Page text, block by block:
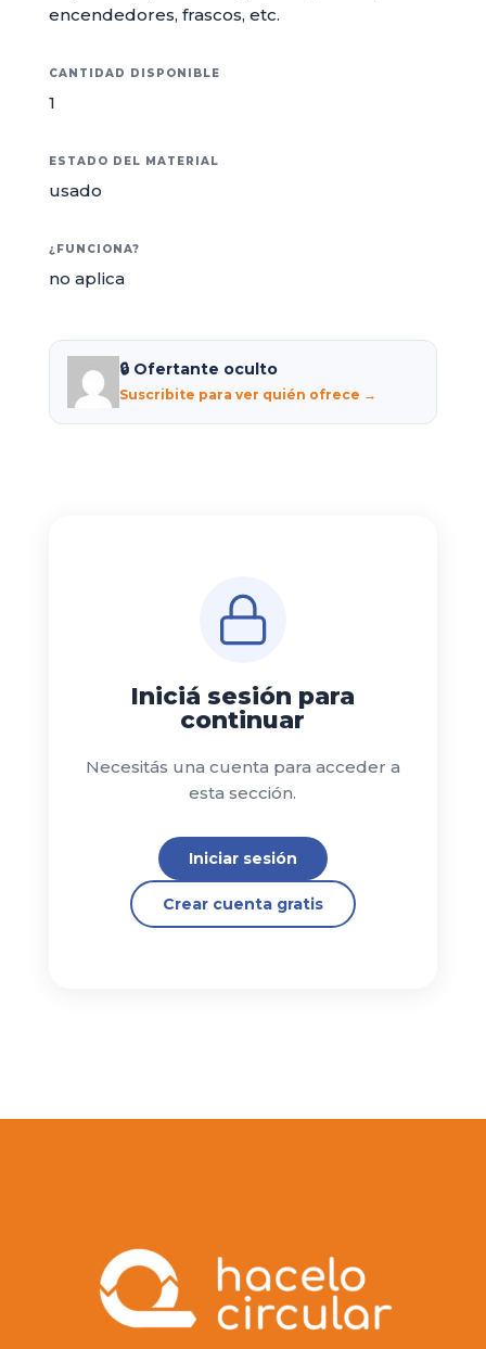
encendedores, frascos, etc.
CANTIDAD DISPONIBLE
1
ESTADO DEL MATERIAL
usado
¿FUNCIONA?
no aplica
🔒 Ofertante oculto
Suscribite para ver quién ofrece →
Iniciá sesión para
continuar
Necesitás una cuenta para acceder a
esta sección.
Iniciar sesión
Crear cuenta gratis